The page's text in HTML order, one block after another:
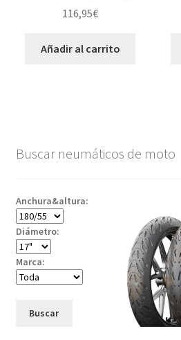
116,95€
Añadir al carrito
Buscar neumáticos de moto
Anchura&altura:
Diámetro:
Marca:
Buscar